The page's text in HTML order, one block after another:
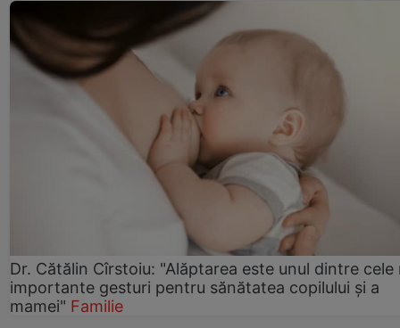
Dr. Cătălin Cîrstoiu: "Alăptarea este unul dintre cele
importante gesturi pentru sănătatea copilului și a
mamei" Familie